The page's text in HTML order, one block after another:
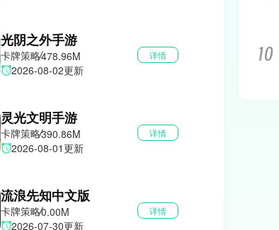
光阴之外手游
卡牌策略478.96M
2026-08-02更新
详情
灵光文明手游
卡牌策略390.86M
2026-08-01更新
详情
流浪先知中文版
卡牌策略0.00M
2026-07-30更新
详情